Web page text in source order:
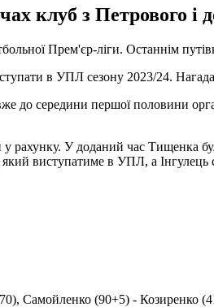
клуб з Петрового і
Прем'єр-ліги. Останнім
в УПЛ сезону 2023/24.
до середини першої половини
у рахунку. У доданий час
виступатиме в УПЛ, а
Самойленко (90+5) - Козиренко